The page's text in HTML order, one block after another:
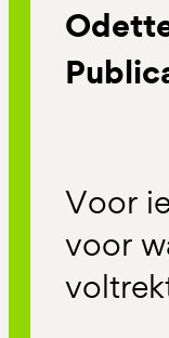
Voor
voor